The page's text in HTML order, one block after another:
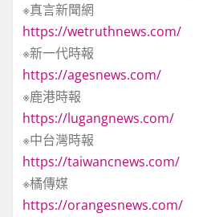
※真言新聞網
https://wetruthnews.com/
※新一代時報
https://agesnews.com/
※鹿港時報
https://lugangnews.com/
※中台灣時報
https://taiwancnews.com/
※橘傳媒
https://orangesnews.com/